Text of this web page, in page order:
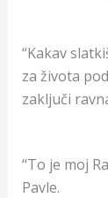
“Kakav
za života
zaključi
“To je moj
Pavle.